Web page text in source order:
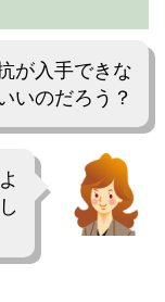
が入手できな
いのだろう？